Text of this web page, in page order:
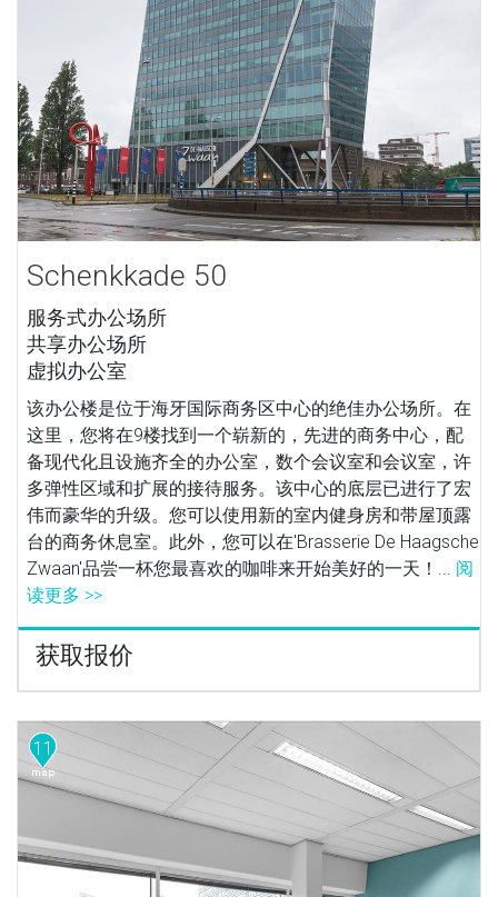
Schenkkade 50
服务式办公场所
共享办公场所
虚拟办公室
该办公楼是位于海牙国际商务区中心的绝佳办公场所。在
这里，您将在9楼找到一个崭新的，先进的商务中心，配
备现代化且设施齐全的办公室，数个会议室和会议室，许
多弹性区域和扩展的接待服务。该中心的底层已进行了宏
伟而豪华的升级。您可以使用新的室内健身房和带屋顶露
台的商务休息室。此外，您可以在'Brasserie De Haagsche
Zwaan'品尝一杯您最喜欢的咖啡来开始美好的一天！... 阅
读更多 >>
获取报价
11